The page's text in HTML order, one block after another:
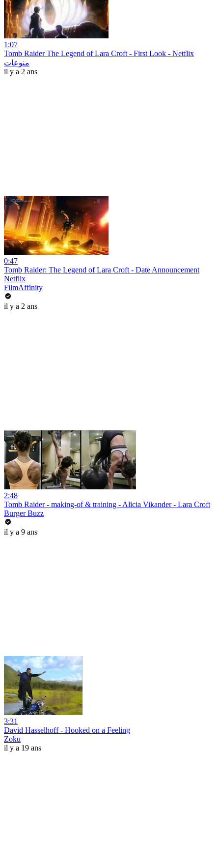
1:07
Tomb Raider The Legend of Lara Croft - First Look - Netflix
منوعات
il y a 2 ans
0:47
Tomb Raider: The Legend of Lara Croft - Date Announcement
Netflix
FilmAffinity
il y a 2 ans
2:48
Tomb Raider - making-of & training - Alicia Vikander - Lara Croft
Burger Buzz
il y a 9 ans
3:31
David Hasselhoff - Hooked on a Feeling
Zoku
il y a 19 ans